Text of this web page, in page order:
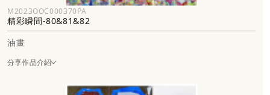
M2023OOC000370PA
精彩瞬間-80&81&82
油畫
分享作品介紹